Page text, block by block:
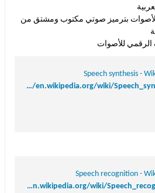
بترميز صوتي مكتوب ومشتق من
الرقمي للأصوات
Speech synthesis -
http://en.wikipedia.org/wiki/Speech_synthesis
Speech recognition -
http://en.wikipedia.org/wiki/Speech_recognition